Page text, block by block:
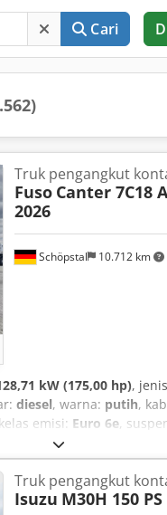
Cari
Schöpstal 10.712 km
Truk pengangkut
Fuso Canter 7C18
2026
kW (175,00 hp),
diesel, warna: putih,
emisi: Euro 6e,
AdBlue, Bluetooth,
kemudi berkuasa,
truk, pendingin
Truk pengangkut
Isuzu M30H 150